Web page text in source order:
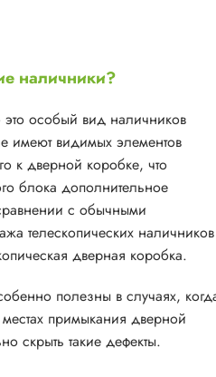
наличники?
особый вид наличников
имеют видимых элементов
к дверной коробке, что
блока дополнительное
с обычными
телескопических наличников
дверная коробка.
полезны в случаях,
примыкания дверной
скрыть такие дефекты.